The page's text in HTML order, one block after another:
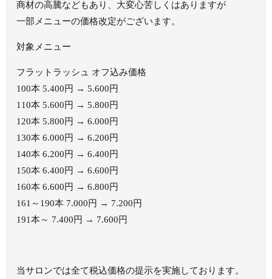
商材の高騰などもあり、大変心苦しくはありますが
一部メニューの価格改定がございます。
対象メニュー
フラットラッシュ オフ込み価格
100本 5.400円 → 5.600円
110本 5.600円 → 5.800円
120本 5.800円 → 6.000円
130本 6.000円 → 6.200円
140本 6.200円 → 6.400円
150本 6.400円 → 6.600円
160本 6.600円 → 6.800円
161～190本 7.000円 → 7.200円
191本～ 7.400円 → 7.600円
当サロンでは全て税込価格の提示を実施しております。